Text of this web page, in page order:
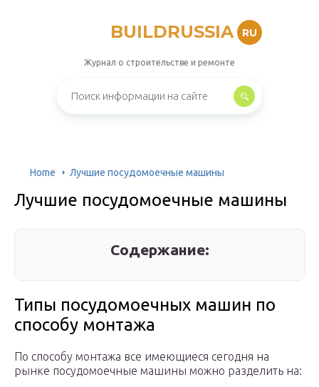
BUILDRUSSIA RU
Журнал о строительстве и ремонте
Home Лучшие посудомоечные машины
Лучшие посудомоечные машины
Содержание:
Типы посудомоечных машин по
способу монтажа
По способу монтажа все имеющиеся сегодня на
рынке посудомоечные машины можно разделить на: